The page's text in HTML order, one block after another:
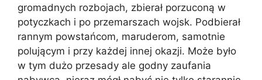
gromadnych rozbojach, zbierał porzuconą w
potyczkach i po przemarszach wojsk. Podbierał
rannym powstańcom, maruderom, samotnie
polującym i przy każdej innej okazji. Może było
w tym dużo przesady ale godny zaufania